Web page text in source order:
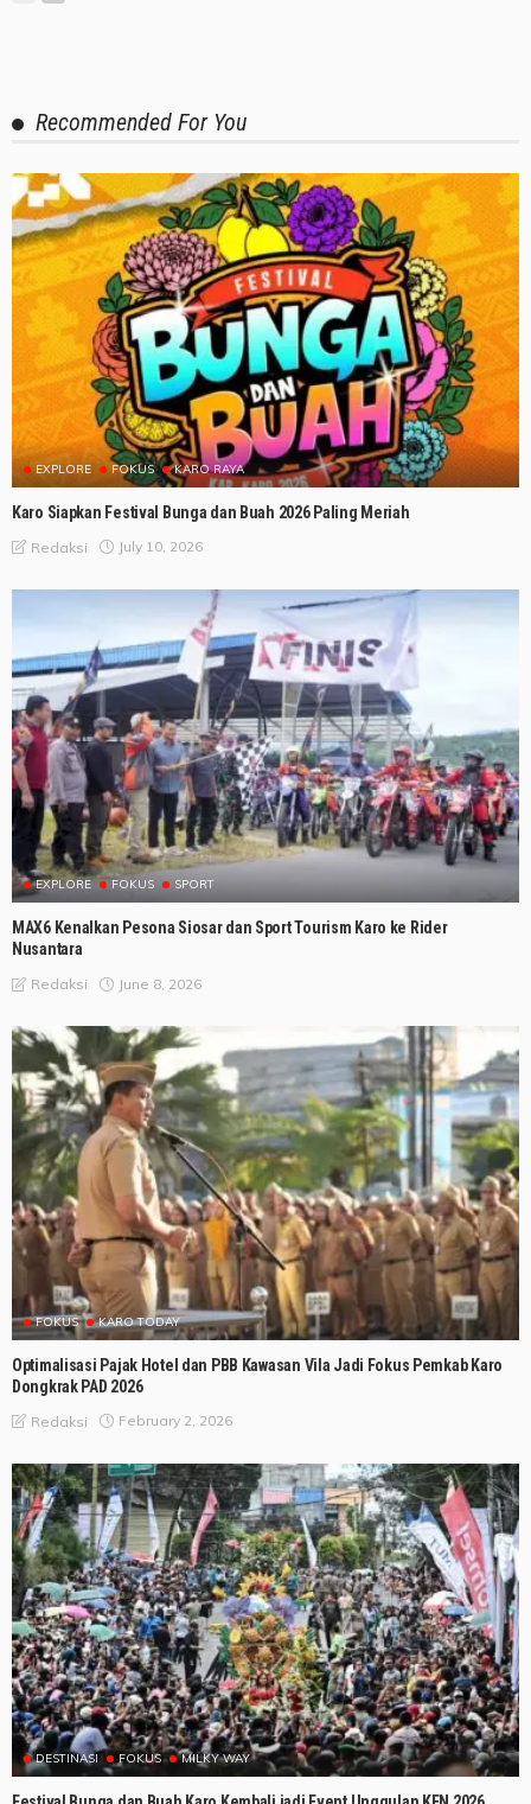
Recommended For You
EXPLORE FOKUS KARO RAYA
Karo Siapkan Festival Bunga dan Buah 2026 Paling Meriah
Redaksi July 10, 2026
EXPLORE FOKUS SPORT
MAX6 Kenalkan Pesona Siosar dan Sport Tourism Karo ke Rider
Nusantara
Redaksi June 8, 2026
FOKUS KARO TODAY
Optimalisasi Pajak Hotel dan PBB Kawasan Vila Jadi Fokus Pemkab Karo
Dongkrak PAD 2026
Redaksi February 2, 2026
DESTINASI FOKUS MILKY WAY